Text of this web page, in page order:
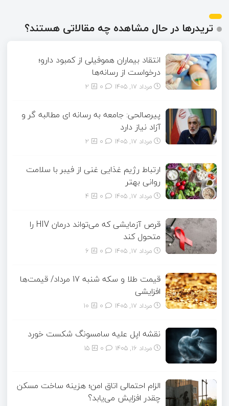
تریدرها در حال مشاهده چه مقالاتی هستند؟
انتقاد بیماران هموفیلی از کمبود دارو؛
درخواست از رسانه‌ها
مرداد ۱۷, ۱۴۰۵ 2
پیرصالحی: جامعه به رسانه ای مطالبه گر و
آزاد نیاز دارد
مرداد ۱۷, ۱۴۰۵ 2
ارتباط رژیم غذایی غنی از فیبر با سلامت
روانی بهتر
مرداد ۱۷, ۱۴۰۵ 4
قرص آزمایشی که می‌تواند درمان HIV را
متحول کند
مرداد ۱۷, ۱۴۰۵ 6
قیمت طلا و سکه شنبه 17 مرداد/ قیمت‌ها
افزایشی
مرداد ۱۷, ۱۴۰۵ 10
نقشه اپل علیه سامسونگ شکست خورد
مرداد ۱۶, ۱۴۰۵ 15
الزام احتمالی اتاق امن؛ هزینه ساخت مسکن
چقدر افزایش می‌یابد؟